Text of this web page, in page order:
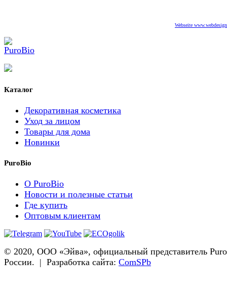
Webseite
Каталог
Декоративная косметика
Уход за лицом
Товары для дома
Новинки
PuroBio
О PuroBio
Новости и полезные статьи
Где купить
Оптовым клиентам
© 2020, ООО «Эйва», официальный представитель
России. | Разработка сайта: ComSPb